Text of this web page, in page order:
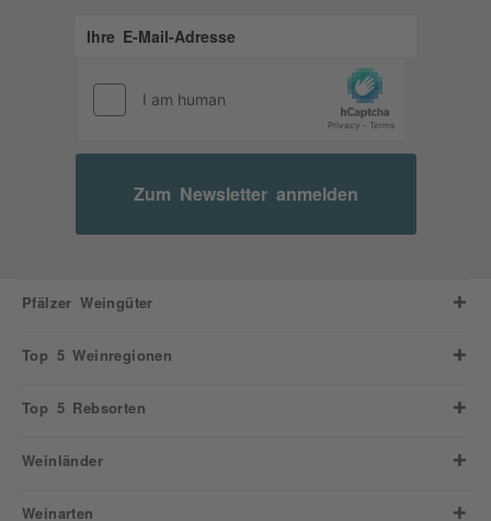
Zum Newsletter anmelden
Pfälzer Weingüter
Top 5 Weinregionen
Top 5 Rebsorten
Weinländer
Weinarten